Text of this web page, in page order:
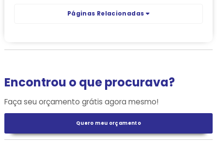
Páginas Relacionadas
Encontrou o que procurava?
Faça seu orçamento grátis agora mesmo!
Quero meu orçamento